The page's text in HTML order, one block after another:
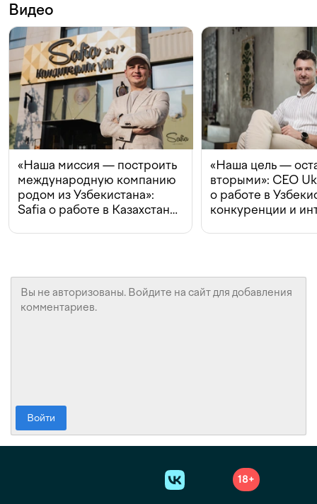
Видео
«Наша миссия — построить
международную компанию
родом из Узбекистана»:
Safia о работе в Казахстане,
«Наша цель —
вторыми»: CEO
о работе в
конкуренции и
Войти
18+